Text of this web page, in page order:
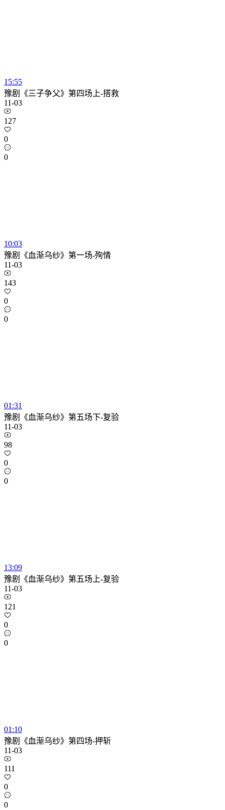
15:55
豫剧《三子争父》第四场上-搭救
11-03
127
0
0
10:03
豫剧《血渐乌纱》第一场-殉情
11-03
143
0
0
01:31
豫剧《血渐乌纱》第五场下-复验
11-03
98
0
0
13:09
豫剧《血渐乌纱》第五场上-复验
11-03
121
0
0
01:10
豫剧《血渐乌纱》第四场-押斩
11-03
111
0
0